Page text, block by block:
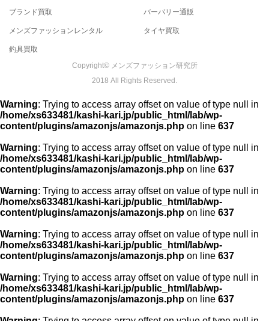
ブランド買取 バーバリー通販
メンズファッションレンタル タイヤ買取
釣具買取
Copyright© メンズファッション研究所
2018 All Rights Reserved.
Warning: Trying to access array offset on value of type null in
/home/xs633481/kashi-kari.jp/public_html/lab/wp-
content/plugins/amazonjs/amazonjs.php on line 637
Warning: Trying to access array offset on value of type null in
/home/xs633481/kashi-kari.jp/public_html/lab/wp-
content/plugins/amazonjs/amazonjs.php on line 637
Warning: Trying to access array offset on value of type null in
/home/xs633481/kashi-kari.jp/public_html/lab/wp-
content/plugins/amazonjs/amazonjs.php on line 637
Warning: Trying to access array offset on value of type null in
/home/xs633481/kashi-kari.jp/public_html/lab/wp-
content/plugins/amazonjs/amazonjs.php on line 637
Warning: Trying to access array offset on value of type null in
/home/xs633481/kashi-kari.jp/public_html/lab/wp-
content/plugins/amazonjs/amazonjs.php on line 637